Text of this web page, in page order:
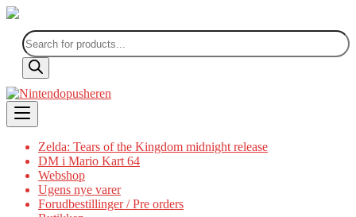
Products
search
Skip
to
content
Zelda: Tears of the Kingdom midnight release
DM i Mario Kart 64
Webshop
Ugens nye varer
Forudbestillinger / Pre orders